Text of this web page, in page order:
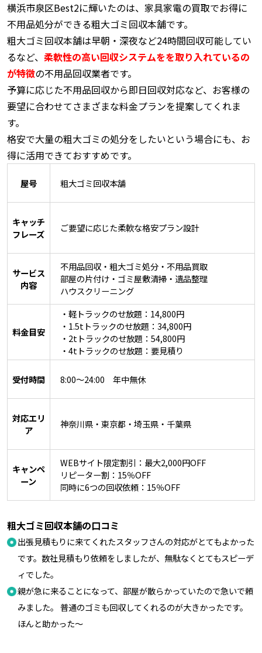
横浜市泉区Best2に輝いたのは、家具家電の買取でお得に
不用品処分ができる粗大ゴミ回収本舗です。
粗大ゴミ回収本舗は早朝・深夜など24時間回収可能してい
るなど、 柔軟性の高い回収システムをを取り入れているの
が特徴の不用品回収業者です。
予算に応じた不用品回収から即日回収対応など、お客様の
要望に合わせてさまざまな料金プランを提案してくれま
す。
格安で大量の粗大ゴミの処分をしたいという場合にも、お
得に活用できておすすめです。
屋号 粗大ゴミ回収本舗
キャッチ
フレーズ
ご要望に応じた柔軟な格安プラン設計
サービス
内容
不用品回収・粗大ゴミ処分・不用品買取
部屋の片付け・ゴミ屋敷清掃・遺品整理
ハウスクリーニング
料金目安
・軽トラックのせ放題：14,800円
・1.5tトラックのせ放題：34,800円
・2tトラックのせ放題：54,800円
・4tトラックのせ放題：要見積り
受付時間 8:00〜24:00 年中無休
対応エリ
ア
神奈川県・東京都・埼玉県・千葉県
キャンペ
ーン
WEBサイト限定割引：最大2,000円OFF
リピーター割：15％OFF
同時に6つの回収依頼：15％OFF
粗大ゴミ回収本舗の口コミ
出張見積もりに来てくれたスタッフさんの対応がとてもよかった
です。数社見積もり依頼をしましたが、無駄なくとてもスピーデ
ィでした。
親が急に来ることになって、部屋が散らかっていたので急いで頼
みました。 普通のゴミも回収してくれるのが大きかったです。
ほんと助かった〜